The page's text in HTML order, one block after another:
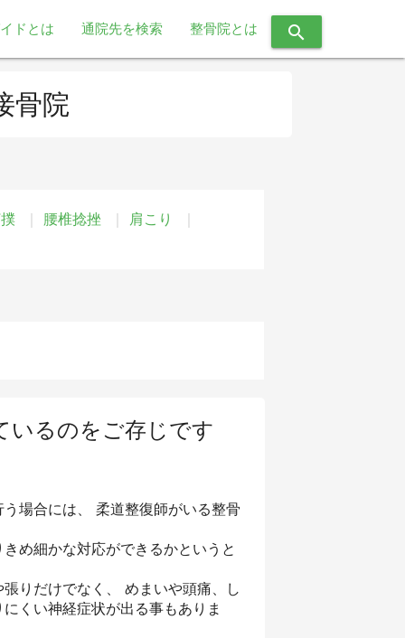
ドとは 通院先を検索 整骨院とは search
骨院
腰椎捻挫 肩こり
いるのをご存じです
場合には、 柔道整復師がいる整骨
め細かな対応ができるかというと
りだけでなく、 めまいや頭痛、し
くい神経症状が出る事もありま